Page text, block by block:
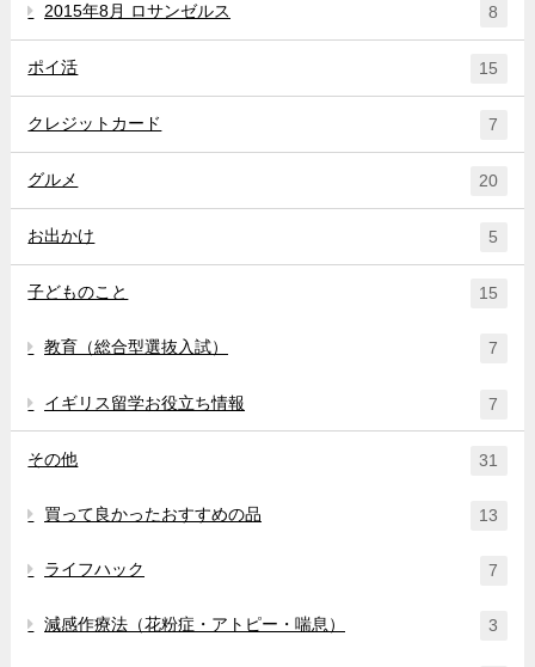
2015年8月 ロサンゼルス 8
ポイ活 15
クレジットカード 7
グルメ 20
お出かけ 5
子どものこと 15
教育（総合型選抜入試） 7
イギリス留学お役立ち情報 7
その他 31
買って良かったおすすめの品 13
ライフハック 7
減感作療法（花粉症・アトピー・喘息） 3